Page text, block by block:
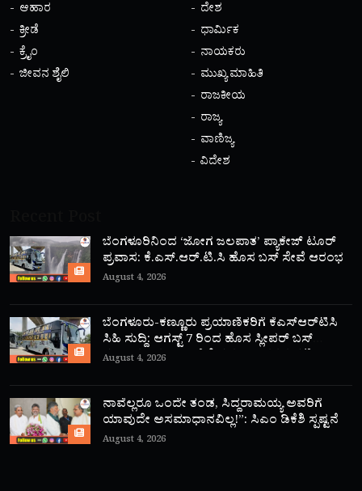
ಆಹಾರ
ಕ್ರೀಡೆ
ಕ್ರೈಂ
ಜೀವನ ಶೈಲಿ
ದೇಶ
ಧಾರ್ಮಿಕ
ನಾಯಕರು
ಮುಖ್ಯ ಮಾಹಿತಿ
ರಾಜಕೀಯ
ರಾಜ್ಯ
ವಾಣಿಜ್ಯ
ವಿದೇಶ
ಬೆಂಗಳೂರಿನಿಂದ ‘ಜೋಗ ಜಲಪಾತ’ ಪ್ಯಾಕೇಜ್ ಟೂರ್
ಪ್ರವಾಸ: ಕೆ.ಎಸ್.ಆರ್.ಟಿ.ಸಿ ಹೊಸ ಬಸ್ ಸೇವೆ ಆರಂಭ
August 4, 2026
ಬೆಂಗಳೂರು-ಕಣ್ಣೂರು ಪ್ರಯಾಣಿಕರಿಗೆ ಕೆಎಸ್‌ಆರ್‌ಟಿಸಿ
ಸಿಹಿ ಸುದ್ದಿ: ಆಗಸ್ಟ್ 7 ರಿಂದ ಹೊಸ ಸ್ಲೀಪರ್ ಬಸ್
ಸಂಚಾರ ಆರಂಭ; ಇಲ್ಲಿದೆ ಸಮಯ, ದರದ ಪಟ್ಟಿ!
August 4, 2026
ನಾವೆಲ್ಲರೂ ಒಂದೇ ತಂಡ, ಸಿದ್ದರಾಮಯ್ಯ ಅವರಿಗೆ
ಯಾವುದೇ ಅಸಮಾಧಾನವಿಲ್ಲ!”: ಸಿಎಂ ಡಿಕೆಶಿ ಸ್ಪಷ್ಟನೆ
August 4, 2026